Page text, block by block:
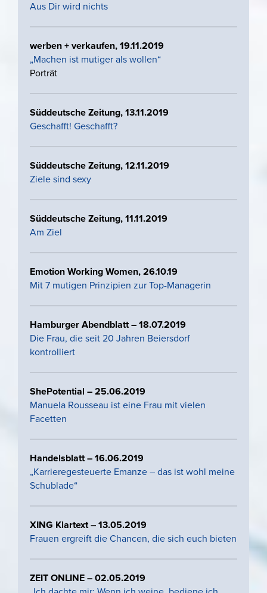
Aus Dir wird nichts
werben + verkaufen, 19.11.2019
„Machen ist mutiger als wollen“
Porträt
Süddeutsche Zeitung, 13.11.2019
Geschafft! Geschafft?
Süddeutsche Zeitung, 12.11.2019
Ziele sind sexy
Süddeutsche Zeitung, 11.11.2019
Am Ziel
Emotion Working Women, 26.10.19
Mit 7 mutigen Prinzipien zur Top-Managerin
Hamburger Abendblatt – 18.07.2019
Die Frau, die seit 20 Jahren Beiersdorf
kontrolliert
ShePotential – 25.06.2019
Manuela Rousseau ist eine Frau mit vielen
Facetten
Handelsblatt – 16.06.2019
„Karrieregesteuerte Emanze – das ist wohl meine
Schublade“
XING Klartext – 13.05.2019
Frauen ergreift die Chancen, die sich euch bieten
ZEIT ONLINE – 02.05.2019